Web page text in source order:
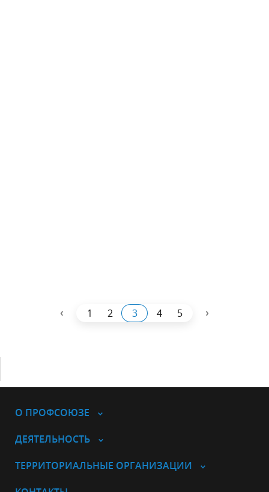
‹ 1 2 3 4 5 ›
О ПРОФСОЮЗЕ
ДЕЯТЕЛЬНОСТЬ
ТЕРРИТОРИАЛЬНЫЕ ОРГАНИЗАЦИИ